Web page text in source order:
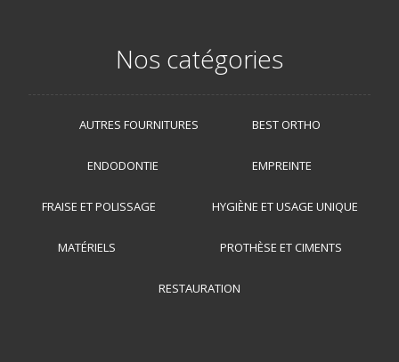
Nos catégories
AUTRES FOURNITURES BEST ORTHO
ENDODONTIE EMPREINTE
FRAISE ET POLISSAGE HYGIÈNE ET USAGE UNIQUE
MATÉRIELS PROTHÈSE ET CIMENTS
RESTAURATION